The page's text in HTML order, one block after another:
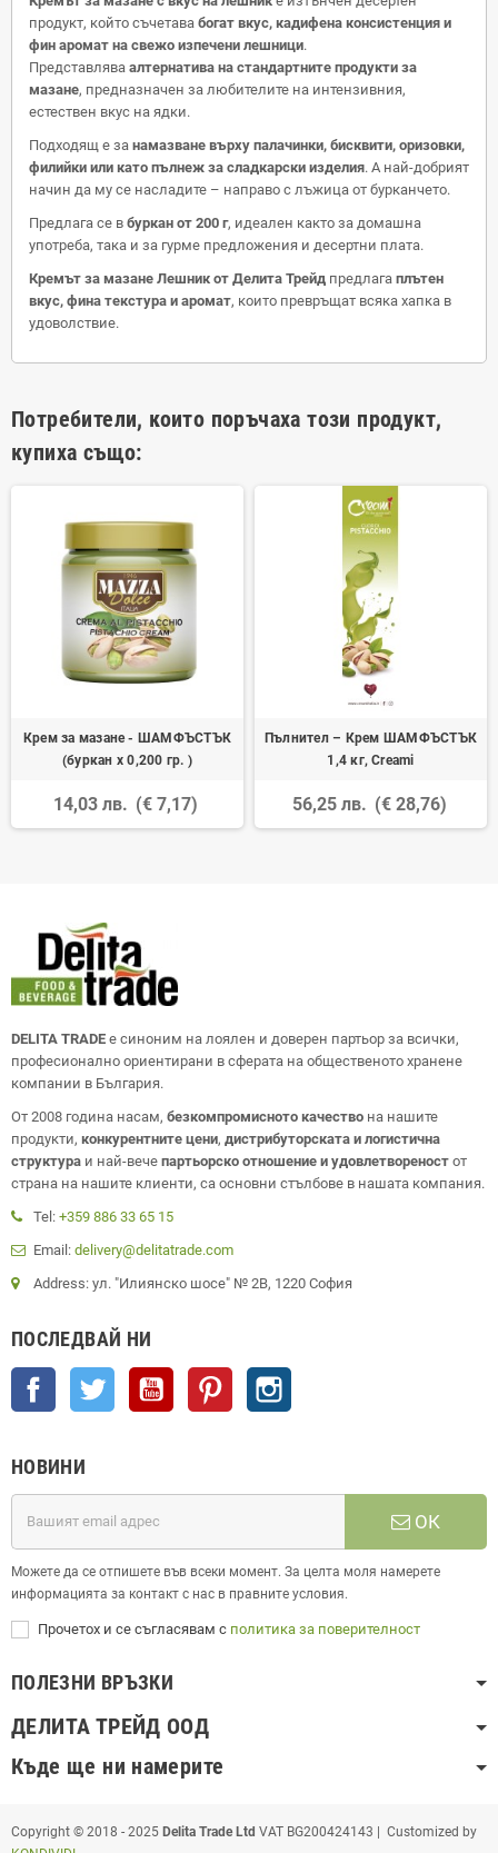
продукт, който съчетава богат вкус, кадифена консистенция и
фин аромат на свежо изпечени лешници.
Представлява алтернатива на стандартните продукти за
мазане, предназначен за любителите на интензивния,
естествен вкус на ядки.
Подходящ е за намазване върху палачинки, бисквити, оризовки,
филийки или като пълнеж за сладкарски изделия. А най-добрият
начин да му се насладите – направо с лъжица от бурканчето.
Предлага се в буркан от 200 г, идеален както за домашна
употреба, така и за гурме предложения и десертни плата.
Кремът за мазане Лешник от Делита Трейд предлага плътен
вкус, фина текстура и аромат, които превръщат всяка хапка в
удоволствие.
Потребители, които поръчаха този продукт,
купиха също:
Крем за мазане - ШАМФЪСТЪК
(буркан х 0,200 гр. )
14,03 лв. (€ 7,17)
Пълнител – Крем ШАМФЪСТЪК
1,4 кг, Creami
56,25 лв. (€ 28,76)
DELITA TRADE е синоним на лоялен и доверен партьор за всички,
професионално ориентирани в сферата на общественото хранене
компании в България.
От 2008 година насам, безкомпромисното качество на нашите
продукти, конкурентните цени, дистрибуторската и логистична
структура и най-вече партьорско отношение и удовлетвореност от
страна на нашите клиенти, са основни стълбове в нашата компания.
Tel: +359 886 33 65 15
Email: delivery@delitatrade.com
Address: ул. "Илиянско шосе" № 2В, 1220 София
ПОСЛЕДВАЙ НИ
Facebook Twitter YouTube Pinterest
НОВИНИ
ОК
Можете да се отпишете във всеки момент. За целта моля намерете
информацията за контакт с нас в правните условия.
Прочетох и се съгласявам с политика за поверителност
ПОЛЕЗНИ ВРЪЗКИ
ДЕЛИТА ТРЕЙД ООД
Къде ще ни намерите
Copyright © 2018 - 2025 Delita Trade Ltd VAT BG200424143 | Customized by